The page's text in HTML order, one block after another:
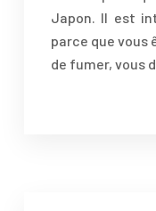
Japon. Il est
parce que vous
de fumer, vous